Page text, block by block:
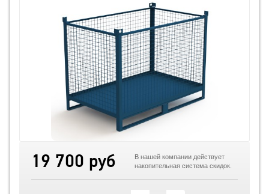
19 700 руб
В нашей компании действует
накопительная система скидок.